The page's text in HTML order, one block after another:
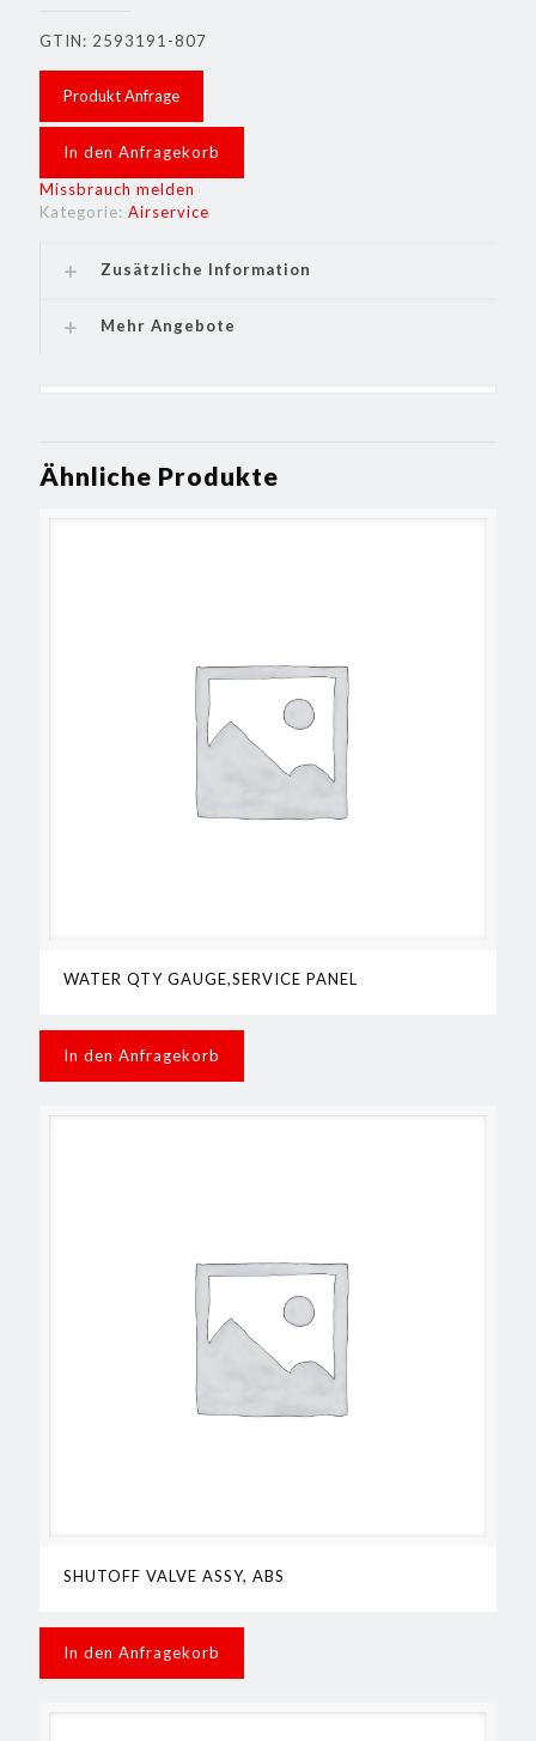
GTIN: 2593191-807
Produkt Anfrage
In den Anfragekorb
Missbrauch melden
Kategorie: Airservice
Zusätzliche Information
Mehr Angebote
Ähnliche Produkte
WATER QTY GAUGE,SERVICE PANEL
In den Anfragekorb
SHUTOFF VALVE ASSY, ABS
In den Anfragekorb